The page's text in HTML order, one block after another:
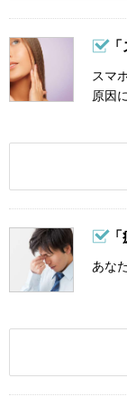
「
スマ
原因
「
あな